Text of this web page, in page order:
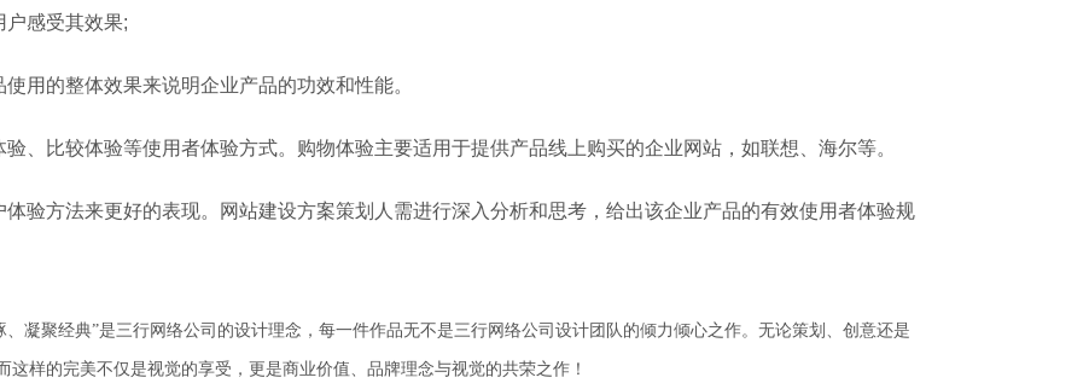
户感受其效果;
用的整体效果来说明企业产品的功效和性能。
、比较体验等使用者体验方式。购物体验主要适用于提供产品线上购买的企业网站，如联想、海尔等。
验方法来更好的表现。网站建设方案策划人需进行深入分析和思考，给出该企业产品的有效使用者体验规
凝聚经典”是三行网络公司的设计理念，每一件作品无不是三行网络公司设计团队的倾力倾心之作。无论策划、创意还是
样的完美不仅是视觉的享受，更是商业价值、品牌理念与视觉的共荣之作！